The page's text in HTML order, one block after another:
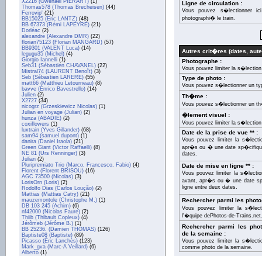
X2216 (Gwenaël PIÉRART) (1)
Thomas578 (Thomas Brecheisen) (44)
Ferrovip' (21)
BB15025 (Eric LANTZ) (48)
BB 67373 (Rémi LAPEYRE) (21)
Dorléac (2)
alexandre (Alexandre DMR) (22)
florian75123 (Florian MANGARD) (57)
BB9301 (VALENT Luca) (14)
legugu35 (Michel) (4)
Giorgio Iannelli (1)
Seb31 (Sébastien CHAVANEL) (22)
Mistral74 (LAURENT Benoît) (3)
Seb (Sébastien LARERE) (55)
matt66 (Matthieu Letourneau) (8)
bavve (Enrico Bavestrello) (14)
Julien (2)
X2727 (34)
nicogrz (Grzeskiewicz Nicolas) (1)
Julian en voyage (Julian) (2)
hunza (ABADIE) (2)
coxiflowers (1)
luxtrain (Yves Gillander) (68)
sam94 (samuel dupont) (1)
danira (Daniel Iraola) (21)
Green Giant (Victor Raffaelli) (8)
NE 81 (Urs Renninger) (3)
Julian (2)
Pluripremiato Trio (Marco, Francesco, Fabio) (4)
Florent (Florent BRISOU) (16)
AGC 73500 (Nicolas) (3)
LorisOrn (Loris) (2)
Rodolfo Dias (Carlos Loução) (2)
Mattias (Mattias Catry) (21)
mauzemontole (Christophe M.) (1)
DB 103 245 (Achim) (6)
nf42000 (Nicolas Faure) (2)
Thiib (Thibault Copleux) (4)
Jérômeb (Jérôme B.) (1)
BB 25236. (Damien THOMAS) (126)
Baptiste08 (Baptiste) (89)
Picasso (Éric Lanchès) (123)
Mark_gva (Marc-A Veillard) (6)
Alberto (1)
Ligne de circulation :
Vous pouvez
photographi� le train.
Autres crit�res (dates,
Photographe :
Vous pouvez limiter la
Type de photo :
Vous pouvez s�lectionner un
Th�me :
Vous pouvez s�lectionner un
�lement visuel :
Vous pouvez limiter la
Date de la prise de vue ** :
Vous pouvez limiter la
apr�s ou � une date
dates.
Date de mise en ligne ** :
Vous pouvez limiter la
avant, apr�s ou � une date
ligne entre deux dates.
Rechercher parmi les
Vous pouvez limiter la
l'�quipe dePhotos-de-Trains.net.
Rechercher parmi les
de la semaine :
Vous pouvez limiter la
comme photo de la semaine.